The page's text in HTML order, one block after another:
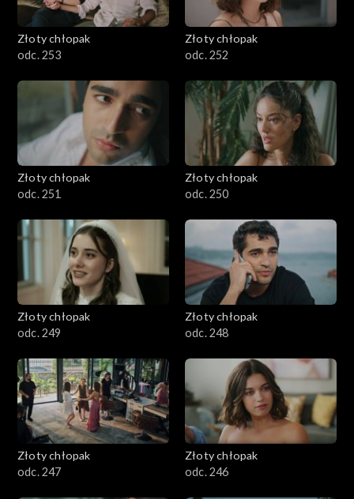
Złoty chłopak
odc. 253
Złoty chłopak
odc. 252
Złoty chłopak
odc. 251
Złoty chłopak
odc. 250
Złoty chłopak
odc. 249
Złoty chłopak
odc. 248
Złoty chłopak
odc. 247
Złoty chłopak
odc. 246